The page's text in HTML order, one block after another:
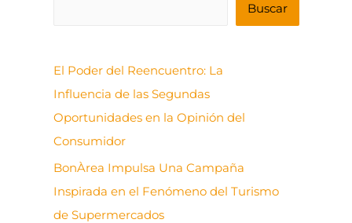
c
a
r
Buscar
El Poder del Reencuentro: La
Influencia de las Segundas
Oportunidades en la Opinión del
Consumidor
BonÀrea Impulsa Una Campaña
Inspirada en el Fenómeno del Turismo
de Supermercados